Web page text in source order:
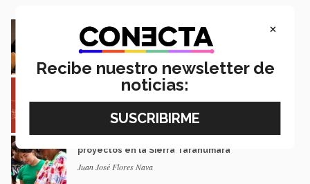
Nueva York a la juventud
Loretta Mariaud y Carlos González
Entre miles: mexicana gana beca de maestría
Erasmus Mundus LIVE
proyectos en la Sierra Tarahumara
Juan José Flores Nava
×
Recibe nuestro newsletter de
noticias: